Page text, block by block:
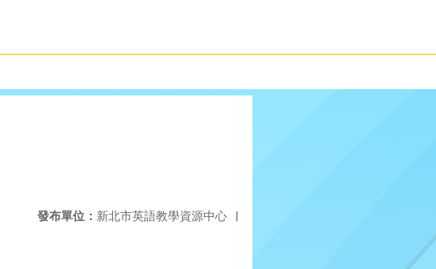
發布單位： 新北市英語教學資源中心 |